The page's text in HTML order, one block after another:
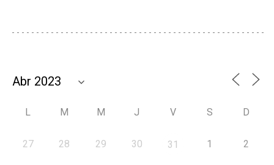
L M M J V S D
27 28 29 30 31 1 2